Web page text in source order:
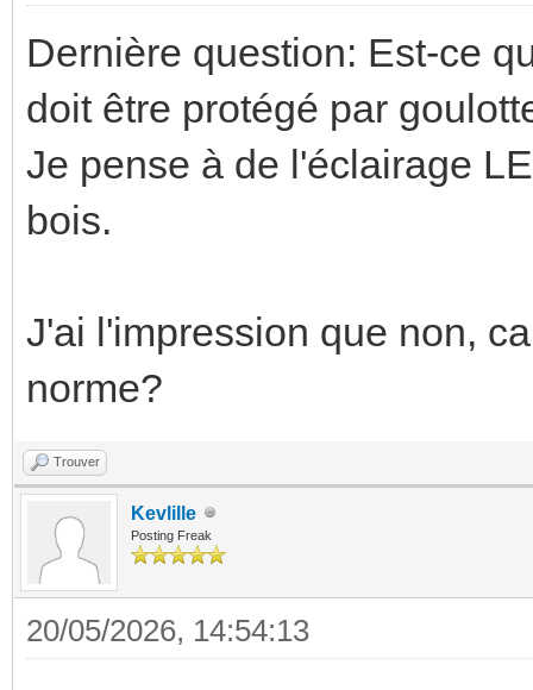
Dernière question: Est-ce
doit être protégé par
Je pense à de l'éclairage
bois.
J'ai l'impression que non,
norme?
Trouver
Kevlille
Posting Freak
20/05/2026, 14:54:13